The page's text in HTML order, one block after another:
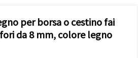
per borsa o cestino fai
da 8 mm, colore legno